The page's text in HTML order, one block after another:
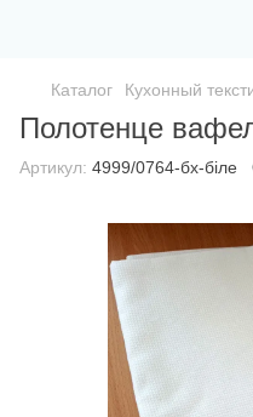
Каталог Кухонный
Полотенце
Артикул: 4999/0764-бх-біле